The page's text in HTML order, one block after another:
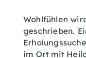
Wohlfühlen
geschrieben.
im Ort mit